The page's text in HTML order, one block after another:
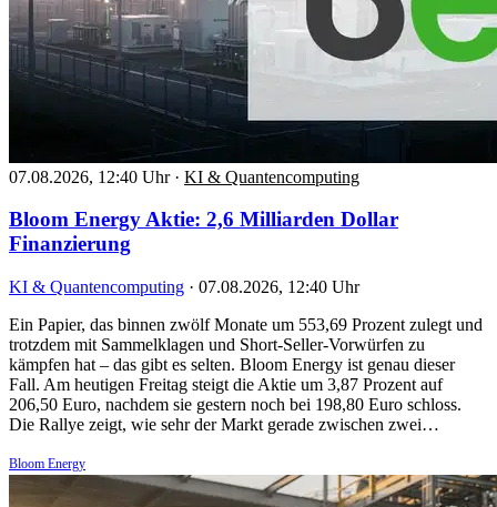
07.08.2026, 12:40 Uhr · KI & Quantencomputing
Bloom Energy Aktie: 2,6 Milliarden Dollar
Finanzierung
KI & Quantencomputing · 07.08.2026, 12:40 Uhr
Ein Papier, das binnen zwölf Monate um 553,69 Prozent zulegt und
trotzdem mit Sammelklagen und Short-Seller-Vorwürfen zu
kämpfen hat – das gibt es selten. Bloom Energy ist genau dieser
Fall. Am heutigen Freitag steigt die Aktie um 3,87 Prozent auf
206,50 Euro, nachdem sie gestern noch bei 198,80 Euro schloss.
Die Rallye zeigt, wie sehr der Markt gerade zwischen zwei…
Bloom Energy